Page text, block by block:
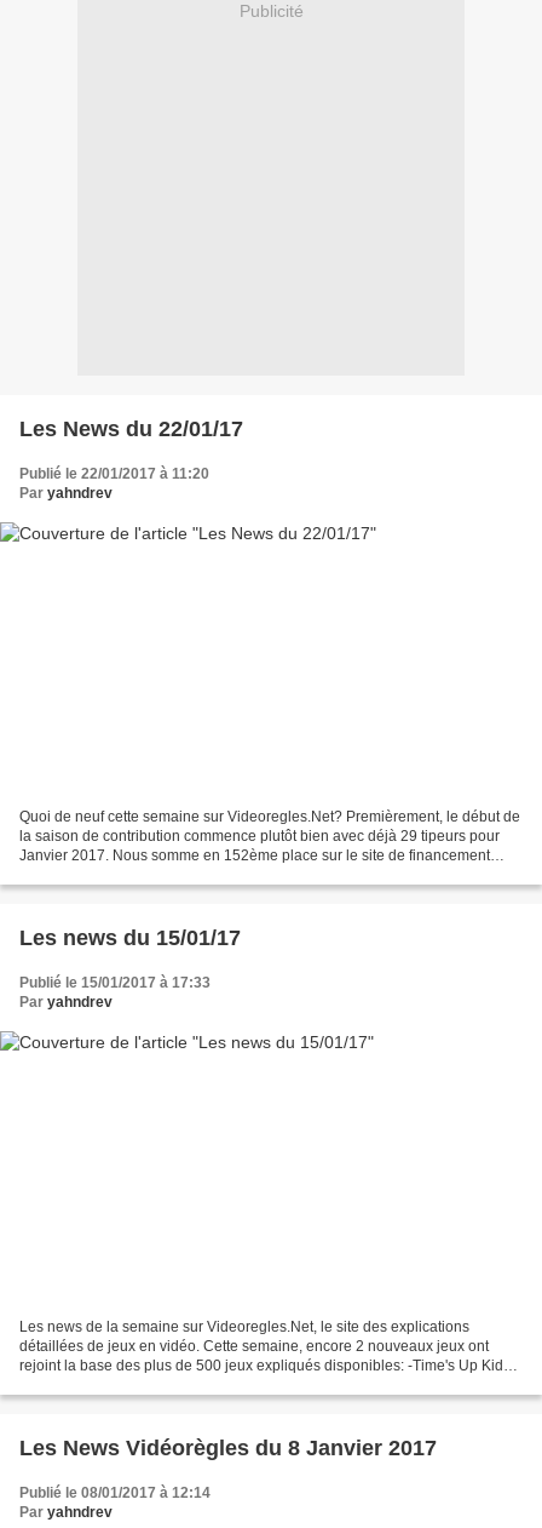
Publicité
Les News du 22/01/17
Publié le 22/01/2017 à 11:20
Par yahndrev
Quoi de neuf cette semaine sur Videoregles.Net? Premièrement, le début de
la saison de contribution commence plutôt bien avec déjà 29 tipeurs pour
Janvier 2017. Nous somme en 152ème place sur le site de financement
Les news du 15/01/17
Publié le 15/01/2017 à 17:33
Par yahndrev
Les news de la semaine sur Videoregles.Net, le site des explications
détaillées de jeux en vidéo. Cette semaine, encore 2 nouveaux jeux ont
rejoint la base des plus de 500 jeux expliqués disponibles: -Time's Up Kids
Les News Vidéorègles du 8 Janvier 2017
Publié le 08/01/2017 à 12:14
Par yahndrev